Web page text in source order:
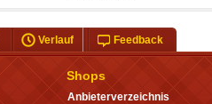
Verlauf Feedback
Shops
Anbieterverzeichnis